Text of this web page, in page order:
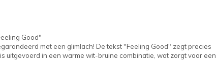
Good"
met een glimlach! De tekst "Feeling Good" zegt precies
uitgevoerd in een warme wit-bruine combinatie, wat zorgt voor een